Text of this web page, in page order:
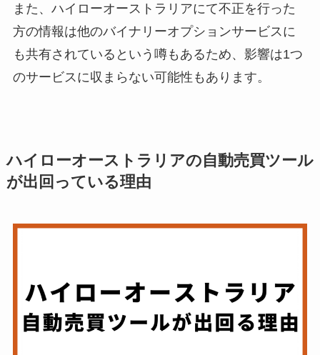
また、ハイローオーストラリアにて不正を行った
方の情報は他のバイナリーオプションサービスに
も共有されているという噂もあるため、影響は1つ
のサービスに収まらない可能性もあります。
ハイローオーストラリアの自動売買ツール
が出回っている理由